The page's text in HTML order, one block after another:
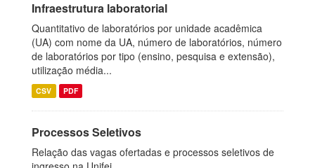
Infraestrutura laboratorial
Quantitativo de laboratórios por unidade acadêmica
(UA) com nome da UA, número de laboratórios, número
de laboratórios por tipo (ensino, pesquisa e extensão),
utilização média...
CSV PDF
Processos Seletivos
Relação das vagas ofertadas e processos seletivos de